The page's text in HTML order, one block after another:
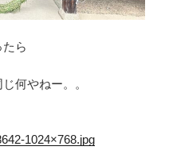
ら
何やねー。。
1024×768.jpg